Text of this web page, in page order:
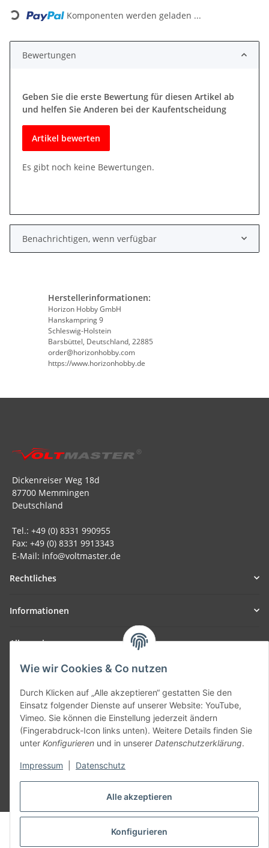
Alle akzeptieren
Konfigurieren
Wie wir Cookies & Co nutzen
Durch Klicken auf „Alle akzeptieren“ gestatten Sie den
Einsatz folgender Dienste auf unserer Website: YouTube,
Vimeo. Sie können die Einstellung jederzeit ändern
(Fingerabdruck-Icon links unten). Weitere Details finden Sie
unter Konfigurieren und in unserer Datenschutzerklärung.
Impressum Datenschutz
Komponenten werden geladen ...
Bewertungen
Geben Sie die erste Bewertung für diesen Artikel ab
und helfen Sie Anderen bei der Kaufentscheidung
Artikel bewerten
Es gibt noch keine Bewertungen.
Benachrichtigen, wenn verfügbar
Herstellerinformationen:
Horizon Hobby GmbH
Hanskampring 9
Schleswig-Holstein
Barsbüttel, Deutschland, 22885
order@horizonhobby.com
https://www.horizonhobby.de
Dickenreiser Weg 18d
87700 Memmingen
Deutschland
Tel.: +49 (0) 8331 990955
Fax: +49 (0) 8331 9913343
E-Mail: info@voltmaster.de
Rechtliches
Informationen
Allgemein
Teil unseres Netzwerks:
SmoliTec - Safety. Simplified. Worldwide. ( B2B Shop )
Vertrag widerrufen
* Alle Preise inkl. gesetzlicher USt., zzgl.Versand
© voltmaster.de
Powered byJTL-Shop